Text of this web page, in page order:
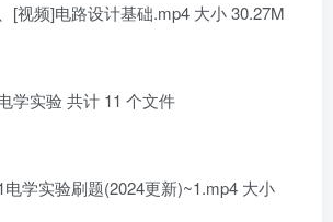
频]电路设计基础.mp4 大小 30.27M
实验 共计 11 个文件
实验刷题(2024更新)~1.mp4 大小